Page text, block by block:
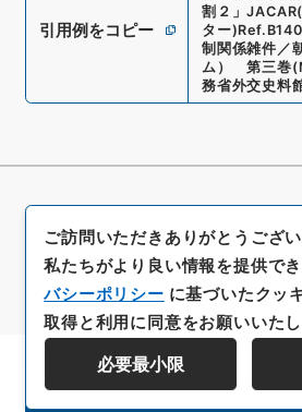
引用例をコピー
割２ 」
ター)Ref.
制関係雑件／
ム） 第三巻(
務省外交史料
資料群階層を表
ご訪問いただきありがとうござい
私たちがより良い情報を提供で
バシーポリシー に基づいたクッ
取得と利用に同意をお願いいたし
必要最小限